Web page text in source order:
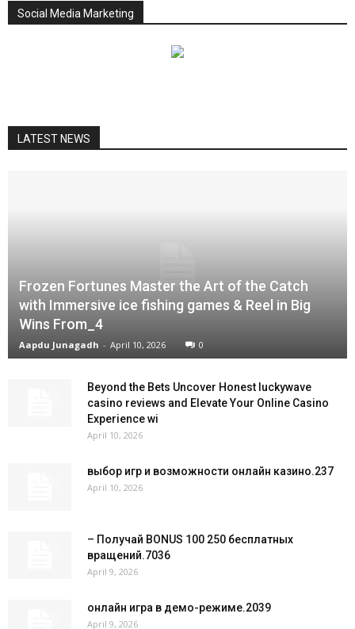
Social Media Marketing
LATEST NEWS
Frozen Fortunes Master the Art of the Catch
with Immersive ice fishing games & Reel in Big
Wins From_4
Aapdu Junagadh - April 10, 2026 0
Beyond the Bets Uncover Honest luckywave
casino reviews and Elevate Your Online Casino
Experience wi
April 10, 2026
выбор игр и возможности онлайн казино.237
April 10, 2026
– Получай BONUS 100 250 бесплатных
вращений.7036
April 9, 2026
онлайн игра в демо-режиме.2039
April 9, 2026